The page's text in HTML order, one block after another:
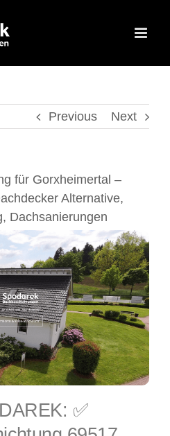
Previous Next
für Gorxheimertal –
Alternative,
Dachsanierungen
✅